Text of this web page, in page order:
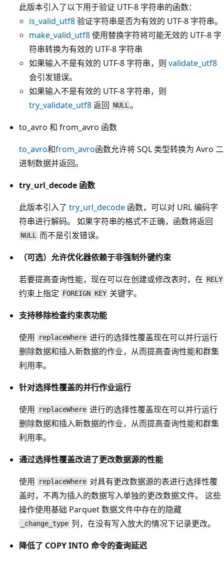
此版本引入了以下用于验证 UTF-8 字符串的函数：
is_valid_utf8验证字符串是否为有效的 UTF-8 字符串。
make_valid_utf8使用替换字符将可能无效的 UTF-8 字
符串转换为有效的 UTF-8 字符串
如果输入不是有效的 UTF-8 字符串，则 validate_utf8
会引发错误。
如果输入不是有效的 UTF-8 字符串，则
try_validate_utf8返回 NULL。
to_avro 和 from_avro 函数
to_avro和from_avro函数允许将 SQL 类型转换为 Avro 二
进制数据并返回。
try_url_decode 函数
此版本引入了 try_url_decode 函数，可以对 URL 编码字
符串进行解码。 如果字符串的格式不正确，函数将返回
NULL 而不是引发错误。
（可选）允许优化器依赖于非强制外键约束
若要提高查询性能，现在可以在创建或修改表时，在 RELY
约束上指定 FOREIGN KEY 关键字。
支持移除检查约束表功能
使用
replaceWhere 进行的选择性覆盖现在可以并行运行
删除数据和插入新数据的作业，从而提高查询性能和群集
利用率。
针对选择性覆盖的并行作业运行
使用
replaceWhere 进行的选择性覆盖现在可以并行运行
删除数据和插入新数据的作业，从而提高查询性能和群集
利用率。
通过选择性覆盖改进了更改数据源的性能
使用
replaceWhere 对具有更改数据源的表进行选择性覆
盖时，不再为插入的数据写入单独的更改数据文件。 这些
操作使用基础 Parquet 数据文件中存在的隐藏
_change_type 列，在没有写入放大的情况下记录更改。
降低了 COPY INTO 命令的查询延迟